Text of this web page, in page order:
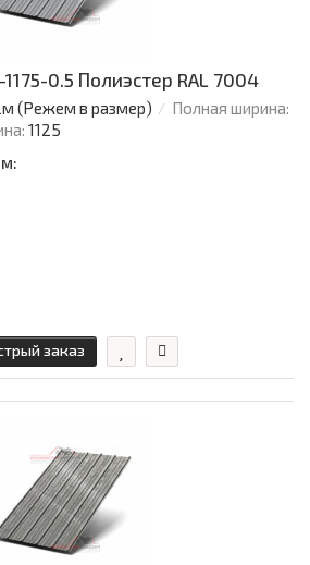
0.5 Полиэстер RAL 7004
(Режем в размер)
Полная ширина:
1125
заказ